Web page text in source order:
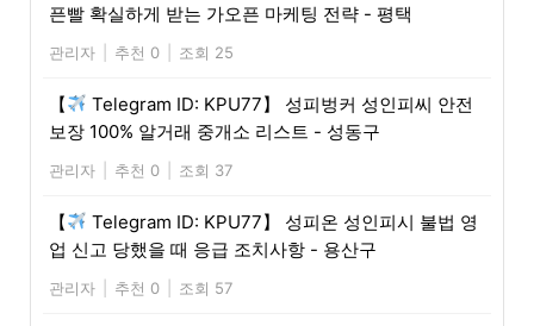
픈빨 확실하게 받는 가오픈 마케팅 전략 - 평택
관리자 추천 0 조회 25
【
Telegram ID: KPU77】 성피벙커 성인피씨 안전
보장 100% 알거래 중개소 리스트 - 성동구
관리자 추천 0 조회 37
【
Telegram ID: KPU77】 성피온 성인피시 불법 영
업 신고 당했을 때 응급 조치사항 - 용산구
관리자 추천 0 조회 57